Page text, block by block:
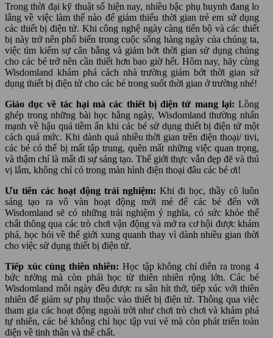
Trong thời đại kỹ thuật số hiện nay, nhiều bậc phụ huynh đang lo
lắng về việc làm thế nào để giảm thiểu thời gian trẻ em sử dụng
các thiết bị điện tử. Khi công nghệ ngày càng tiến bộ và các thiết
bị này trở nên phổ biến trong cuộc sống hàng ngày của chúng ta,
việc tìm kiếm sự cân bằng và giảm bớt thời gian sử dụng chúng
cho các bé trở nên cần thiết hơn bao giờ hết. Hôm nay, hãy cùng
Wisdomland khám phá cách nhà trường giảm bớt thời gian sử
dụng thiết bị điện tử cho các bé trong suốt thời gian ở trường nhé!
Giáo dục về tác hại mà các thiết bị điện tử mang lại: Lồng
ghép trong những bài học hằng ngày, Wisdomland thường nhấn
mạnh về hậu quả tiềm ẩn khi các bé sử dụng thiết bị điện tử một
cách quá mức. Khi dành quá nhiều thời gian trên điện thoại/ tivi,
các bé có thể bị mất tập trung, quên mất những việc quan trọng,
và thậm chí là mất đi sự sáng tạo. Thế giới thực vẫn đẹp đẽ và thú
vị lắm, không chỉ có trong màn hình điện thoại đâu các bé ơi!
Ưu tiên các hoạt động trải nghiệm: Khi đi học, thầy cô luôn
sáng tạo ra vô vàn hoạt động mới mẻ để các bé đến với
Wisdomland sẽ có những trải nghiệm ý nghĩa, có sức khỏe thể
chất thông qua các trò chơi vận động và mở ra cơ hội được khám
phá, học hỏi về thế giới xung quanh thay vì dành nhiều gian thời
cho việc sử dụng thiết bị điện tử.
Tiếp xúc cùng thiên nhiên: Học tập không chỉ diễn ra trong 4
bức tường mà còn phải học từ thiên nhiên rộng lớn. Các bé
Wisdomland mỗi ngày đều được ra sân hít thở, tiếp xúc với thiên
nhiên để giảm sự phụ thuộc vào thiết bị điện tử. Thông qua việc
tham gia các hoạt động ngoài trời như chơi trò chơi và khám phá
tự nhiên, các bé không chỉ học tập vui vẻ mà còn phát triển toàn
diện về tinh thần và thể chất.